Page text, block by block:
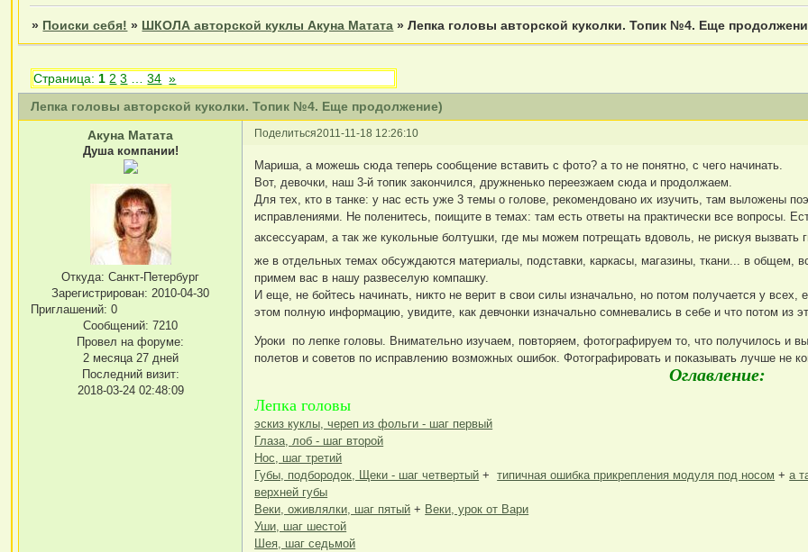
» Поиски себя! » ШКОЛА авторской куклы Акуна Матата »Лепка головы авторской куколки. Топик №4. Еще
Лепка головы авторской куколки. Топик №4. Еще продолжение)
Страница: 1 2 3 34 »
Поделиться2011-11-18 12:26:10
Акуна Матата
Душа компании!
Откуда: Санкт-Петербург
Зарегистрирован: 2010-04-30
Приглашений: 0
Сообщений: 7210
Провел на форуме:
2 месяца 27 дней
Последний визит:
2018-03-24 02:48:09
Мариша, а можешь сюда теперь сообщение вставить с фото? а то не понятно, с чего начинать.
Вот, девочки, наш 3-й топик закончился, дружненько переезжаем сюда и продолжаем.
Для тех, кто в танке: у нас есть уже 3 темы о голове, рекомендовано их изучить, там выложены
исправлениями. Не поленитесь, поищите в темах: там есть ответы на практически все вопросы.
аксессуарам, а так же кукольные болтушки, где мы можем потрещать вдоволь, не рискуя
же в отдельных темах обсуждаются материалы, подставки, каркасы, магазины, ткани... в общем,
примем вас в нашу развеселую компашку.
И еще, не бойтесь начинать, никто не верит в свои силы изначально, но потом получается у
этом полную информацию, увидите, как девчонки изначально сомневались в себе и что потом из
Уроки по лепке головы. Внимательно изучаем, повторяем, фотографируем то, что получилось и
полетов и советов по исправлению возможных ошибок. Фотографировать и показывать лучше не
Оглавление:
Лепка головы
эскиз куклы, череп из фольги - шаг первый
Глаза, лоб - шаг второй
Нос, шаг третий
Губы, подбородок, Щеки - шаг четвертый +типичная ошибка прикрепления модуля под носом +а
верхней губы
Веки, оживлялки, шаг пятый + Веки, урок от Вари
Уши, шаг шестой
Шея, шаг седьмой